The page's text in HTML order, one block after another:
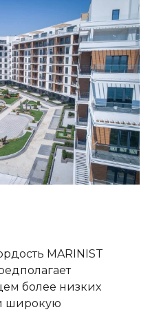
MARINIST
более низких
широкую